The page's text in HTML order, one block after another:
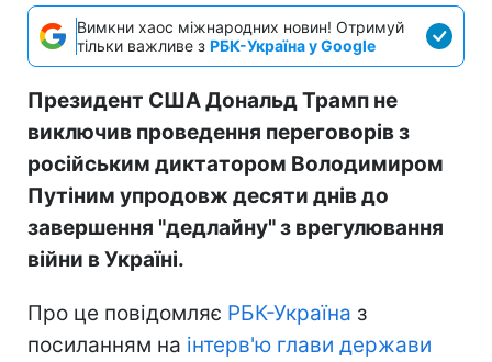
Вимкни хаос міжнародних новин! Отримуй
тільки важливе з РБК-Україна у Google
Президент США Дональд Трамп не
виключив проведення переговорів з
російським диктатором Володимиром
Путіним упродовж десяти днів до
завершення "дедлайну" з врегулювання
війни в Україні.
Про це повідомляє РБК-Україна з
посиланням на інтерв'ю глави держави